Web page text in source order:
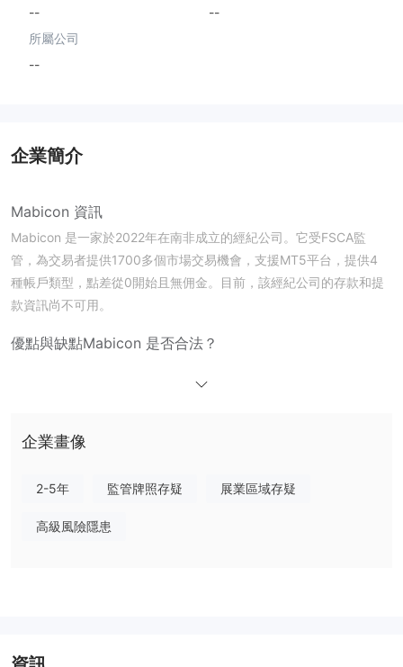
--
--
所屬公司
--
企業簡介
Mabicon 資訊
Mabicon 是一家於2022年在南非成立的經紀公司。它受FSCA監
管，為交易者提供1700多個市場交易機會，支援MT5平台，提供4
種帳戶類型，點差從0開始且無佣金。目前，該經紀公司的存款和提
款資訊尚不可用。
優點與缺點Mabicon 是否合法？
； CFD指數
日經225、CAC 40等；
企業畫像
2-5年 監管牌照存疑 展業區域存疑
高級風險隱患